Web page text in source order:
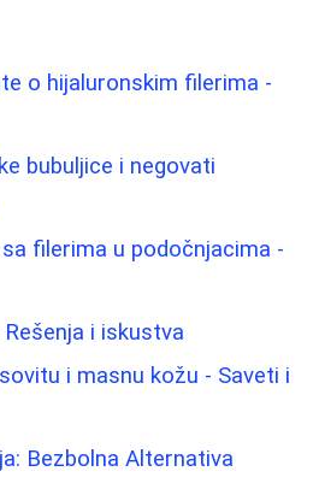
o hijaluronskim filerima -
bubuljice i negovati
filerima u podočnjacima -
i iskustva
i masnu kožu - Saveti i
Bezbolna Alternativa